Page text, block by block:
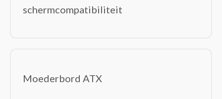
schermcompatibiliteit
Moederbord ATX